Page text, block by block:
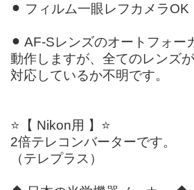
⚫︎ フィルム一眼レフカメラOK
⚫︎ AF-Sレンズのオートフォー
動作しますが、全てのレンズが
対応しているか不明です。
⭐️【 Nikon用 】⭐️
2倍テレコンバーターです。
（テレプラス）